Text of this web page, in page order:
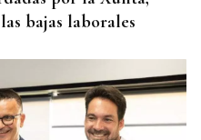
bajas laborales